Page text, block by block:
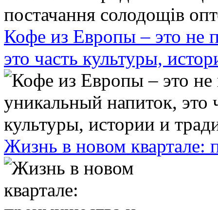
Кофе из Европы – это не
это часть культуры,
Жизнь в новом квартале: